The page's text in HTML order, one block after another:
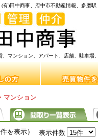
有)田中商事、府中市不動産情報、多磨駅
、マンション、アパート、店舗、駐車場
マンション
を表示） 表示件数